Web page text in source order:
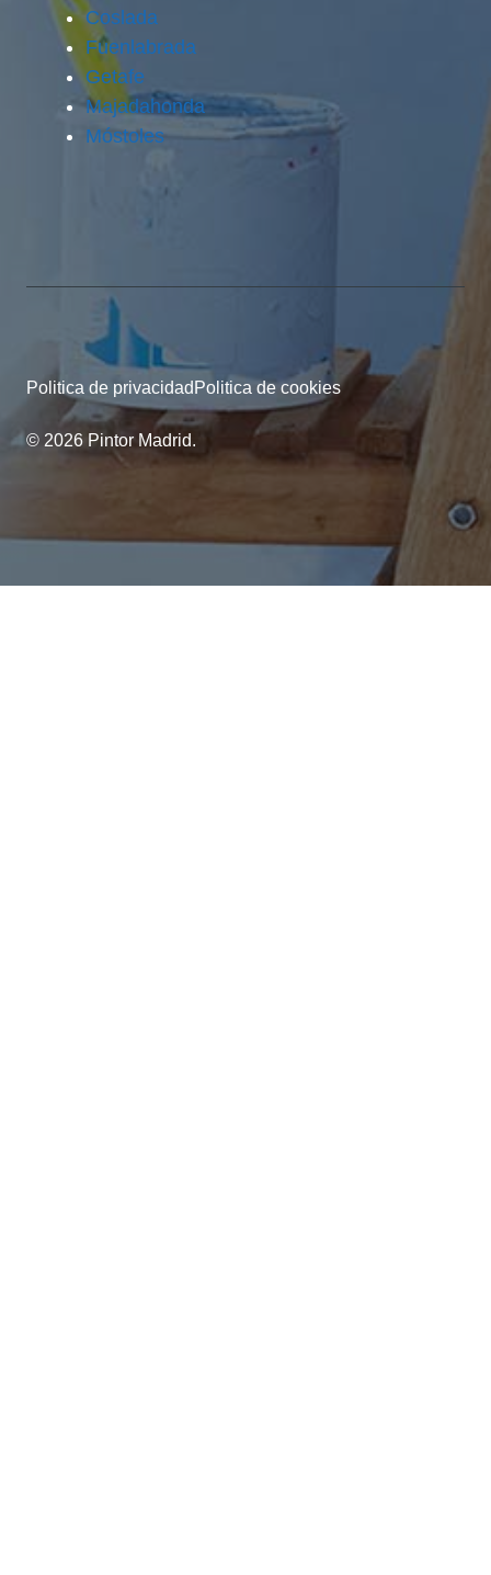
Coslada
Fuenlabrada
Getafe
Majadahonda
Móstoles
© 2026 Pintor Madrid.
Politica de privacidad Politica de cookies